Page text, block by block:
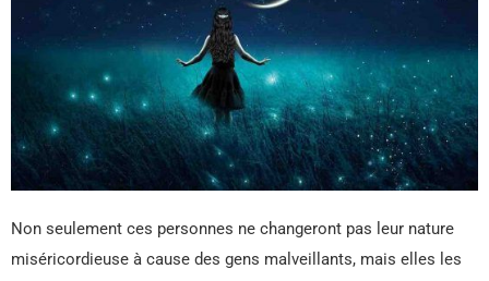
Non seulement ces personnes ne changeront pas leur nature
miséricordieuse à cause des gens malveillants, mais elles les